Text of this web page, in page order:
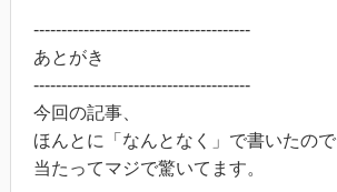
---------------------------------------
あとがき
---------------------------------------
今回の記事、
ほんとに「なんとなく」で書いたので
当たってマジで驚いてます。